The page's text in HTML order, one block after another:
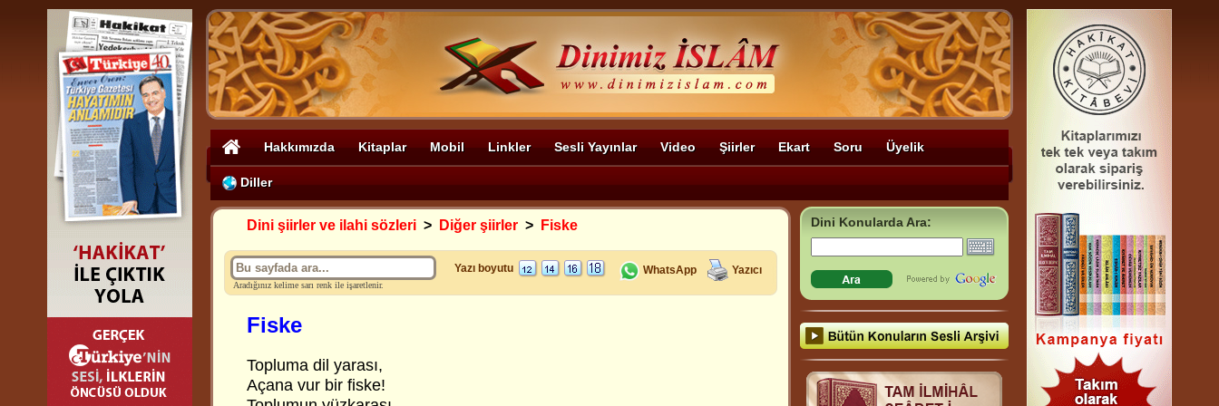
Hakkımızda Kitaplar Mobil Linkler Sesli Yayınlar Video Şiirler Ekart Soru Üyelik
Diller
Dini şiirler ve ilahi sözleri > Diğer şiirler > Fiske
Aradığınız kelime sarı renk ile işaretlenir.
Yazı boyutu WhatsApp Yazıcı
Fiske
Topluma dil yarası,
Açana vur bir fiske!
Dini Konularda Ara: